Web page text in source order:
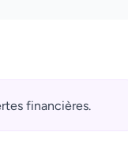
financières.